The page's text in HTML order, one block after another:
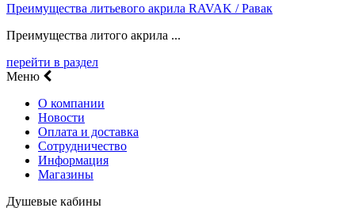
Преимущества литьевого акрила RAVAK / Равак
Преимущества литого акрила ...
перейти в раздел
Меню
О компании
Новости
Оплата и доставка
Сотрудничество
Информация
Магазины
Душевые кабины